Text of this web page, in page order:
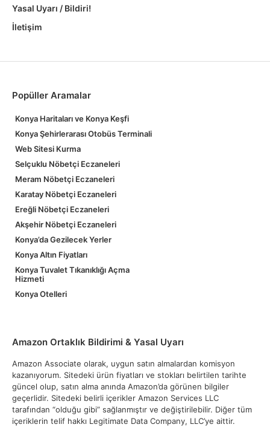
Yasal Uyarı / Bildiri!
İletişim
Popüller Aramalar
Konya Haritaları ve Konya Keşfi
Konya Şehirlerarası Otobüs Terminali
Web Sitesi Kurma
Selçuklu Nöbetçi Eczaneleri
Meram Nöbetçi Eczaneleri
Karatay Nöbetçi Eczaneleri
Ereğli Nöbetçi Eczaneleri
Akşehir Nöbetçi Eczaneleri
Konya’da Gezilecek Yerler
Konya Altın Fiyatları
Konya Tuvalet Tıkanıklığı Açma
Hizmeti
Konya Otelleri
Amazon Ortaklık Bildirimi & Yasal Uyarı
Amazon Associate olarak, uygun satın almalardan komisyon
kazanıyorum. Sitedeki ürün fiyatları ve stokları belirtilen tarihte
güncel olup, satın alma anında Amazon’da görünen bilgiler
geçerlidir. Sitedeki belirli içerikler Amazon Services LLC
tarafından “olduğu gibi” sağlanmıştır ve değiştirilebilir. Diğer tüm
içeriklerin telif hakkı Legitimate Data Company, LLC’ye aittir.